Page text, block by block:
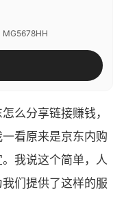
MG5678HH
分享链接赚钱，
看原来是京东内购
我说这个简单，人
们提供了这样的服